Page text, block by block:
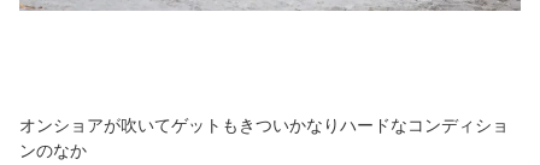
オンショアが吹いてゲットもきついかなりハードなコンディショ
ンのなか